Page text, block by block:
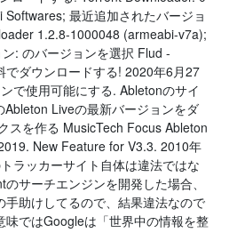
最近追加されたバージョ
1.2.8-1000048 (armeabi-v7a);
: のバージョンを選択 Flud -
ダウンロードする! 2020年6月27
で使用可能にする. Abletonのサイ
Ableton Liveの最新バージョンをダ
スを作る MusicTech Focus Ableton
New Feature for V3.3. 2010年
ラッカーサイト自体は違法ではな
サーチエンジンを開発した場合、
助けしてるので、結果違法なので
味ではGoogleは「世界中の情報を整